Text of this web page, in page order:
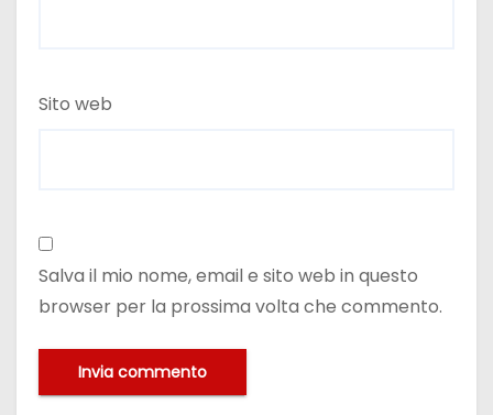
Sito web
Salva il mio nome, email e sito web in questo
browser per la prossima volta che commento.